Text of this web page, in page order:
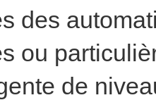
des
ou
de